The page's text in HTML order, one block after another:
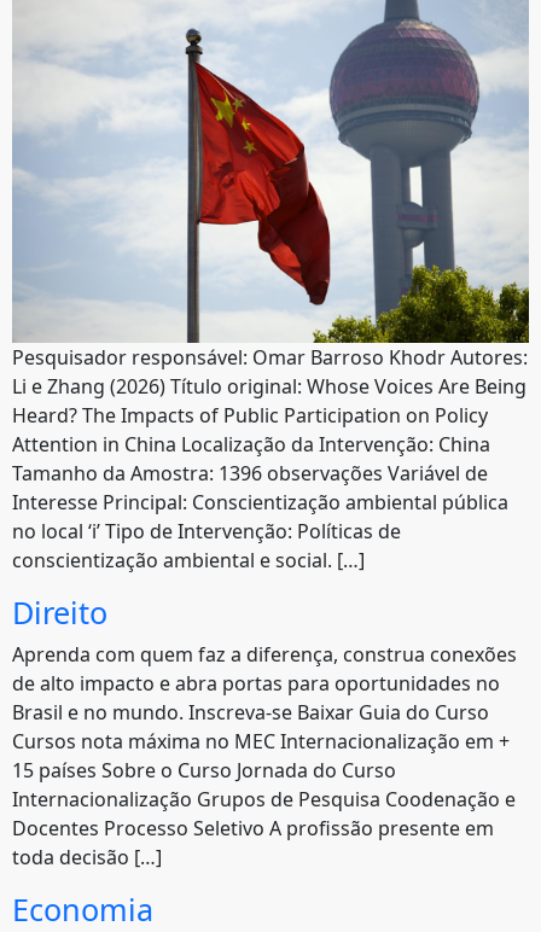
Pesquisador responsável: Omar Barroso Khodr Autores:
Li e Zhang (2026) Título original: Whose Voices Are Being
Heard? The Impacts of Public Participation on Policy
Attention in China Localização da Intervenção: China
Tamanho da Amostra: 1396 observações Variável de
Interesse Principal: Conscientização ambiental pública
no local ‘i’ Tipo de Intervenção: Políticas de
conscientização ambiental e social. […]
Direito
Aprenda com quem faz a diferença, construa conexões
de alto impacto e abra portas para oportunidades no
Brasil e no mundo. Inscreva-se Baixar Guia do Curso
Cursos nota máxima no MEC Internacionalização em +
15 países Sobre o Curso Jornada do Curso
Internacionalização Grupos de Pesquisa Coodenação e
Docentes Processo Seletivo A profissão presente em
toda decisão […]
Economia